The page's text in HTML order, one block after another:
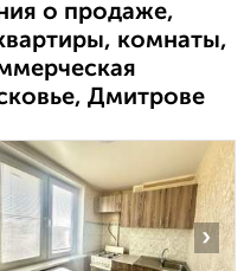
о продаже,
комнаты,
Дмитрове
›